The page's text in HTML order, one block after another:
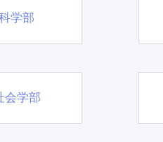
学部
会学部